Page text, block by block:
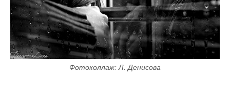
Фотоколлаж: Л. Денисова